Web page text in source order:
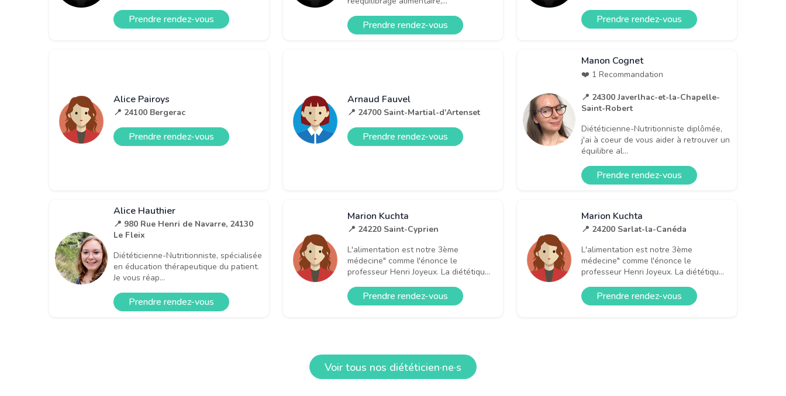
Prendre rendez-vous Prendre rendez-vous Prendre rendez-vous
Alice Pairoys
📍 24100 Bergerac
Prendre rendez-vous
Arnaud Fauvel
📍 24700 Saint-Martial-d'Artenset
Prendre rendez-vous
Manon Cognet
❤️ 1 Recommandation
📍 24300 Javerlhac-et-la-Chapelle-
Saint-Robert
Diététicienne-Nutritionniste diplômée,
j'ai à coeur de vous aider à retrouver un
équilibre al...
Prendre rendez-vous
Alice Hauthier
📍 980 Rue Henri de Navarre, 24130
Le Fleix
Diététicienne-Nutritionniste, spécialisée
en éducation thérapeutique du patient.
Je vous réap...
Prendre rendez-vous
Marion Kuchta
📍 24220 Saint-Cyprien
L'alimentation est notre 3ème
médecine" comme l'énonce le
professeur Henri Joyeux. La diététiqu...
Prendre rendez-vous
Marion Kuchta
📍 24200 Sarlat-la-Canéda
L'alimentation est notre 3ème
médecine" comme l'énonce le
professeur Henri Joyeux. La diététiqu...
Prendre rendez-vous
Voir tous nos diététicien·ne·s